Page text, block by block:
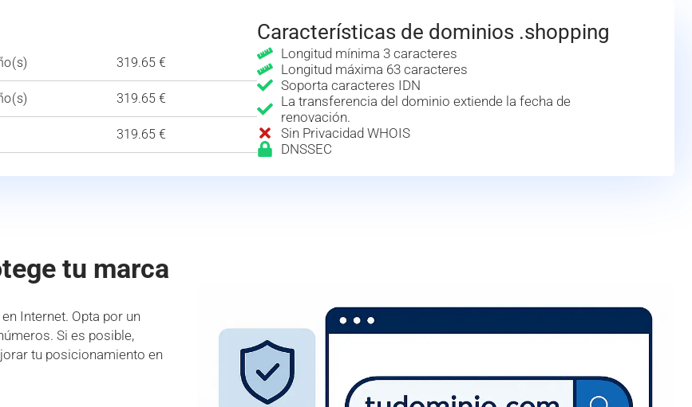
319.65 €
319.65 €
319.65 €
Características de dominios .shopping
Longitud mínima 3 caracteres
Longitud máxima 63 caracteres
Soporta caracteres IDN
La transferencia del dominio extiende la fecha de
renovación.
Sin Privacidad WHOIS
DNSSEC
tu marca
Internet. Opta por un
Si es posible,
tu posicionamiento en